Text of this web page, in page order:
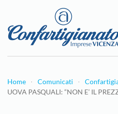
Passa al contenuto principale
Home Comunicati
UOVA PASQUALI: “NON E’ IL